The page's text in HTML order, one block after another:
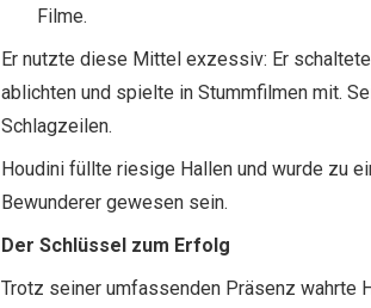
Filme.
Er nutzte diese Mittel exzessiv: Er
ablichten und spielte in Stummfilmen mit.
Schlagzeilen.
Houdini füllte riesige Hallen und wurde zu
Bewunderer gewesen sein.
Der Schlüssel zum Erfolg
Trotz seiner umfassenden Präsenz wahrte